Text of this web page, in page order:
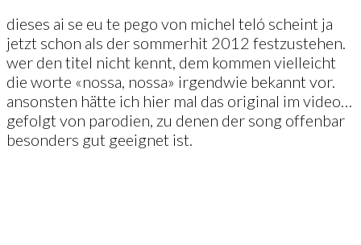
dieses ai se eu te pego von michel teló scheint ja
jetzt schon als der sommerhit 2012 festzustehen.
wer den titel nicht kennt, dem kommen vielleicht
die worte «nossa, nossa» irgendwie bekannt vor.
ansonsten hätte ich hier mal das original im video…
gefolgt von parodien, zu denen der song offenbar
besonders gut geeignet ist.